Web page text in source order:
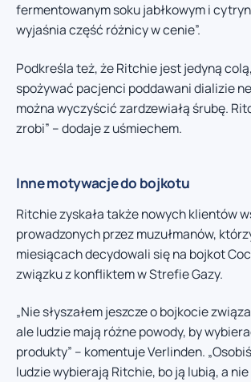
fermentowanym soku jabłkowym i
wyjaśnia część różnicy w cenie”.
Podkreśla też, że Ritchie jest jedyną
spożywać pacjenci poddawani dializie
można wyczyścić zardzewiałą śrubę.
zrobi” – dodaje z uśmiechem.
Inne motywacje do bojkotu
Ritchie zyskała także nowych klientów
prowadzonych przez muzułmanów,
miesiącach decydowali się na bojkot
związku z konfliktem w Strefie Gazy.
„Nie słyszałem jeszcze o bojkocie
ale ludzie mają różne powody, by
produkty” – komentuje Verlinden.
ludzie wybierają Ritchie, bo ją lubią, a